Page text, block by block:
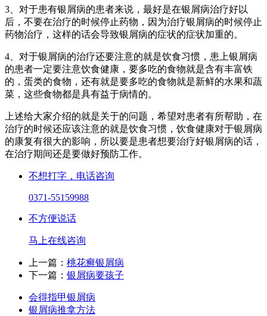
3、对于患有银屑病的患者来说，最好是在银屑病治疗好以
后，不要在治疗的时候停止药物，因为治疗银屑病的时候停止
药物治疗，这样的话会导致银屑病的症状的症状加重的。
4、对于银屑病的治疗还要注意的就是饮食习惯，患上银屑病
的患者一定要注意饮食健康，要多吃的食物就是含有丰富铁
的，蛋类的食物，还有就是要多吃的食物就是新鲜的水果和蔬
菜，这些食物都是具有益于病情的。
上述给大家介绍的就是关于的问题，希望对患者有所帮助，在
治疗的时候还应该注意的就是饮食习惯，饮食健康对于银屑病
的康复有很大的影响，所以要是患者想要治疗好银屑病的话，
在治疗期间还是要做好预防工作。
不想打字，电话咨询
0371-55159988
不方便说话
马上在线咨询
上一篇： 桃花癣银屑病
下一篇： 银屑病要孩子
会得指甲银屑病
银屑病推拿方法